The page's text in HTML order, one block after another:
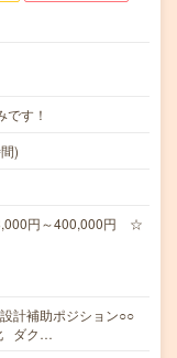
す！
)
円～400,000円 ☆
計補助ポジション○○
ダク…